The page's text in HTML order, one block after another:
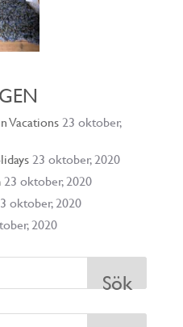
Vacations 23 oktober,
23 oktober, 2020
23 oktober, 2020
oktober, 2020
2020
Sök